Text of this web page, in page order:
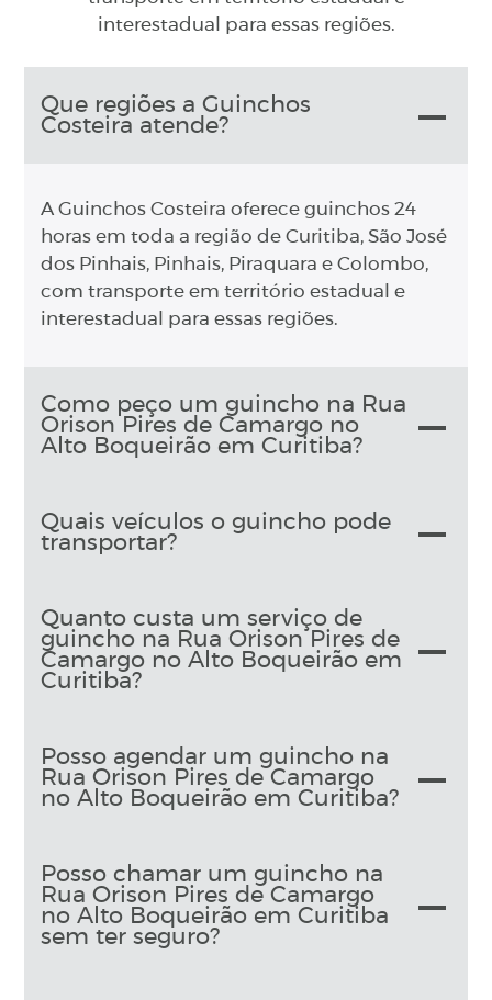
interestadual para essas regiões.
Que regiões a Guinchos
Costeira atende?
A Guinchos Costeira oferece guinchos 24
horas em toda a região de Curitiba, São José
dos Pinhais, Pinhais, Piraquara e Colombo,
com transporte em território estadual e
interestadual para essas regiões.
Como peço um guincho na Rua
Orison Pires de Camargo no
Alto Boqueirão em Curitiba?
Quais veículos o guincho pode
transportar?
Quanto custa um serviço de
guincho na Rua Orison Pires de
Camargo no Alto Boqueirão em
Curitiba?
Posso agendar um guincho na
Rua Orison Pires de Camargo
no Alto Boqueirão em Curitiba?
Posso chamar um guincho na
Rua Orison Pires de Camargo
no Alto Boqueirão em Curitiba
sem ter seguro?